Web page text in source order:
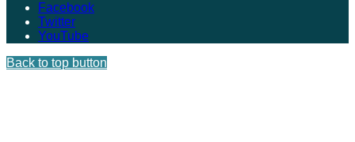
Facebook
Twitter
YouTube
Back to top button